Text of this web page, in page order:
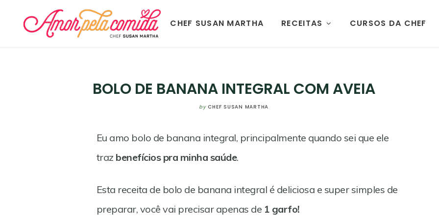
CHEF SUSAN MARTHA RECEITAS CURSOS DA CHEF
BOLO DE BANANA INTEGRAL COM AVEIA
by CHEF SUSAN MARTHA
Eu amo bolo de banana integral, principalmente quando sei que ele
traz benefícios pra minha saúde.
Esta receita de bolo de banana integral é deliciosa e super simples de
preparar, você vai precisar apenas de 1 garfo!